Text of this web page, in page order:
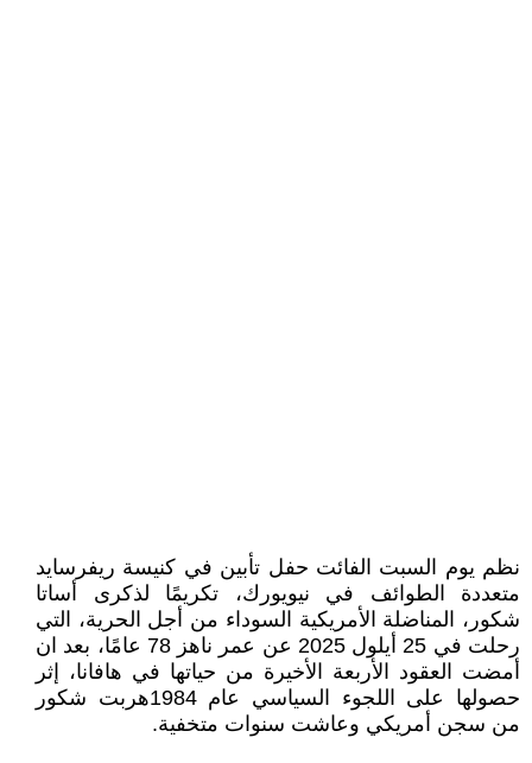
نظم يوم السبت الفائت حفل تأبين في كنيسة ريفرسايد
متعددة الطوائف في نيويورك، تكريمًا لذكرى أساتا
شكور، المناضلة الأمريكية السوداء من أجل الحرية، التي
رحلت في 25 أيلول 2025 عن عمر ناهز 78 عامًا، بعد ان
أمضت العقود الأربعة الأخيرة من حياتها في هافانا، إثر
حصولها على اللجوء السياسي عام 1984هربت شكور
من سجن أمريكي وعاشت سنوات متخفية.